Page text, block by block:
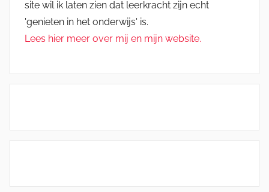
site wil ik laten zien dat leerkracht zijn echt
'genieten in het onderwijs' is.
Lees hier meer over mij en mijn website.